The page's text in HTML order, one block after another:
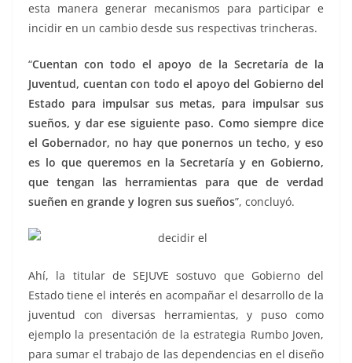
esta manera generar mecanismos para participar e
incidir en un cambio desde sus respectivas trincheras.
“Cuentan con todo el apoyo de la Secretaría de la
Juventud, cuentan con todo el apoyo del Gobierno del
Estado para impulsar sus metas, para impulsar sus
sueños, y dar ese siguiente paso. Como siempre dice
el Gobernador, no hay que ponernos un techo, y eso
es lo que queremos en la Secretaría y en Gobierno,
que tengan las herramientas para que de verdad
sueñen en grande y logren sus sueños”, concluyó.
Ahí, la titular de SEJUVE sostuvo que Gobierno del
Estado tiene el interés en acompañar el desarrollo de la
juventud con diversas herramientas, y puso como
ejemplo la presentación de la estrategia Rumbo Joven,
para sumar el trabajo de las dependencias en el diseño